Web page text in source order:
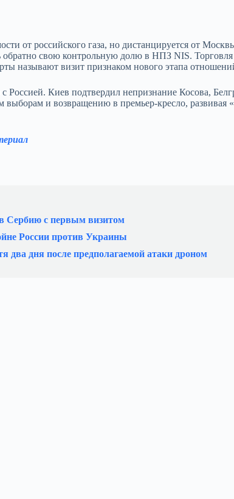
от российского газа, но дистанцируется от
свою контрольную долю в НПЗ NIS. Торговля
называют визит признаком нового этапа
Россией. Киев подтвердил непризнание Косова,
и возвращению в премьер‑кресло, развивая
Сербию с первым визитом
России против Украины
два дня после предполагаемой атаки дроном